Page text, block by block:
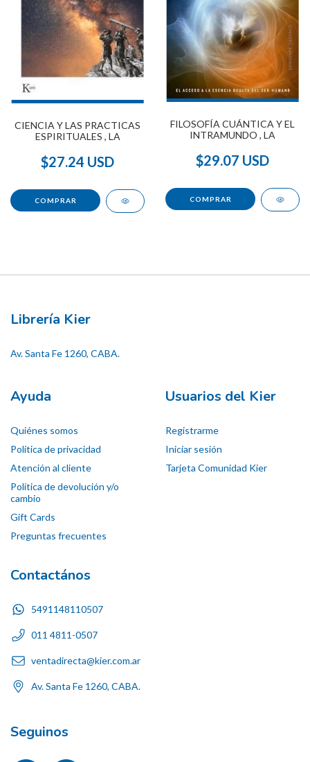
CIENCIA Y LAS PRACTICAS
ESPIRITUALES , LA
$27.24 USD
FILOSOFÍA CUÁNTICA Y EL
INTRAMUNDO , LA
$29.07 USD
Librería Kier
Av. Santa Fe 1260, CABA.
Ayuda
Quiénes somos
Política de privacidad
Atención al cliente
Política de devolución y/o
cambio
Gift Cards
Preguntas frecuentes
Usuarios del Kier
Registrarme
Iniciar sesión
Tarjeta Comunidad Kier
Contactános
5491148110507
011 4811-0507
ventadirecta@kier.com.ar
Av. Santa Fe 1260, CABA.
Seguinos